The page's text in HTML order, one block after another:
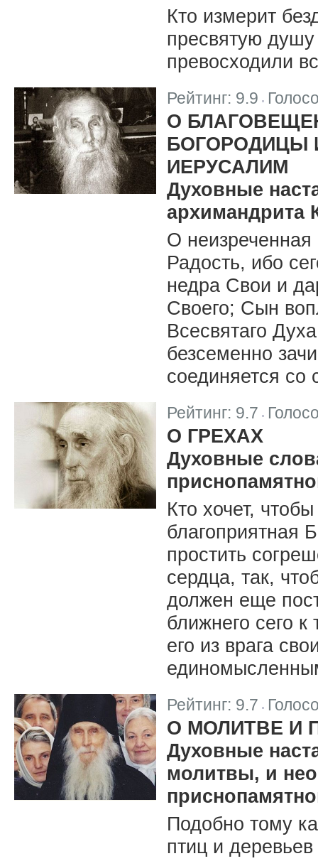
Кто измерит
пресвятую
превосходили
Рейтинг: 9.9 |
О
БОГОРОДИЦЫ
ИЕРУСАЛИМ
Духовные
архимандрита
О
Радость, ибо
недра Свои и
Своего; Сын
Всесвятаго
безсеменно
соединяется со
Рейтинг: 9.7
О ГРЕХАХ
Духовные
Кто хочет,
благоприятная
простить
сердца, так,
должен еще
ближнего сего
его из врага
Рейтинг: 9.7
О МОЛИТВЕ И
Духовные
молитвы, и
Подобно тому
птиц и